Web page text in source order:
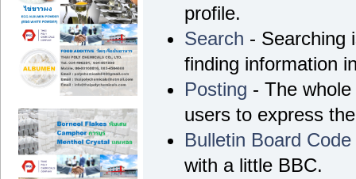
profile.
Search - Searching
finding information
Posting - The
users to express
Bulletin Board
with a little BBC.